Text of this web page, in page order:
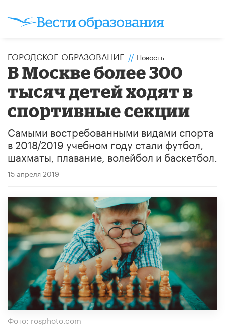
ГОРОДСКОЕ ОБРАЗОВАНИЕ // Новость
В Москве более 300
тысяч детей ходят в
спортивные секции
Самыми востребованными видами спорта
в 2018/2019 учебном году стали футбол,
шахматы, плавание, волейбол и баскетбол.
15 апреля 2019
Фото: rosphoto.com